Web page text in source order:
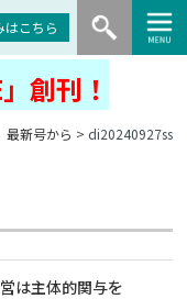
はこちら
創刊！
最新号から > di20240927ss
は主体的関与を